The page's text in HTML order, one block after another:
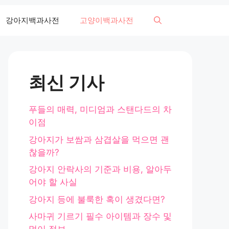
강아지백과사전 고양이백과사전
최신 기사
푸들의 매력, 미디엄과 스탠다드의 차
이점
강아지가 보쌈과 삼겹살을 먹으면 괜
찮을까?
강아지 안락사의 기준과 비용, 알아두
어야 할 사실
강아지 등에 불룩한 혹이 생겼다면?
사마귀 기르기 필수 아이템과 장수 및